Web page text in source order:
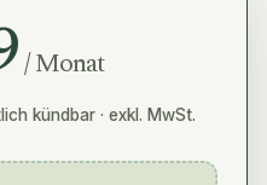
/ Monat
kündbar · exkl. MwSt.